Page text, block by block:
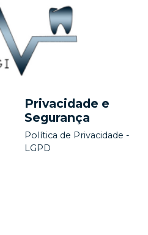
Privacidade e
Segurança
Política de Privacidade -
LGPD